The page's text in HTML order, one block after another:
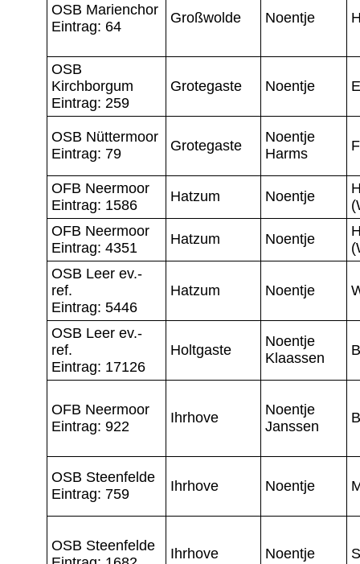
OSB Marienchor
Eintrag: 64
Großwolde Noentje
OSB
Kirchborgum
Eintrag: 259
Grotegaste Noentje
OSB Nüttermoor
Eintrag: 79
Grotegaste
Noentje
Harms
OFB Neermoor
Eintrag: 1586
Hatzum Noentje
OFB Neermoor
Eintrag: 4351
Hatzum Noentje
OSB Leer ev.-
ref.
Eintrag: 5446
Hatzum Noentje
OSB Leer ev.-
ref.
Eintrag: 17126
Holtgaste
Noentje
Klaassen
OFB Neermoor
Eintrag: 922
Ihrhove
Noentje
Janssen
OSB Steenfelde
Eintrag: 759
Ihrhove Noentje
OSB Steenfelde
Ihrhove Noentje